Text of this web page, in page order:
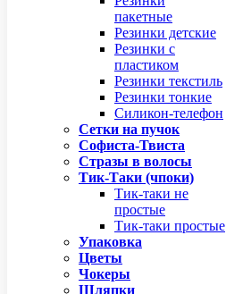
пакетные
Резинки детские
Резинки с
пластиком
Резинки текстиль
Резинки тонкие
Силикон-телефон
Сетки на пучок
Софиста-Твиста
Стразы в волосы
Тик-Таки (чпоки)
Тик-таки не
простые
Тик-таки простые
Упаковка
Цветы
Чокеры
Шляпки